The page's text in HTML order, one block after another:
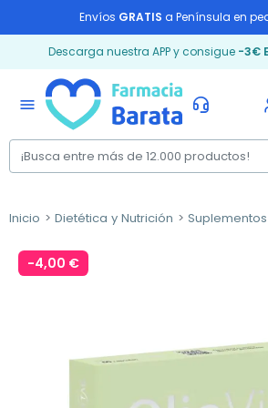
Envíos GRATIS a Península en
Descarga nuestra APP y consigue -3€
menu
Inicio Dietética y Nutrición
-4,00 €